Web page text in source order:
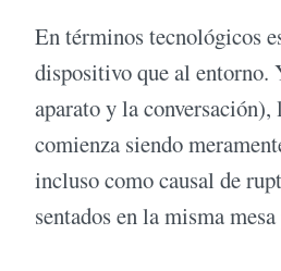
En términos tecnológicos
dispositivo que al entorno.
aparato y la
comienza siendo
incluso como causal de
sentados en la misma